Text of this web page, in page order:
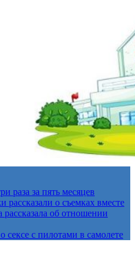
раза за пять месяцев
о съемках вместе
рассказала об отношении
сексе с пилотами в самолете